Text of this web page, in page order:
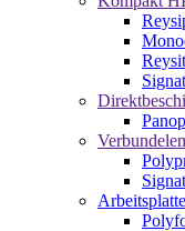
Arbeitsplatte